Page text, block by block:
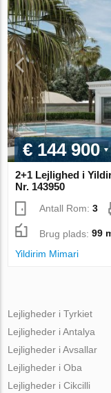
€ 144 900
2+1 Lejlighed i
Nr. 143950
Antall Rom:3
Brug plads:99
Yildirim Mimari
Lejligheder i Tyrkiet
Lejligheder i Antalya
Lejligheder i Avsallar
Lejligheder i Oba
Lejligheder i Cikcilli